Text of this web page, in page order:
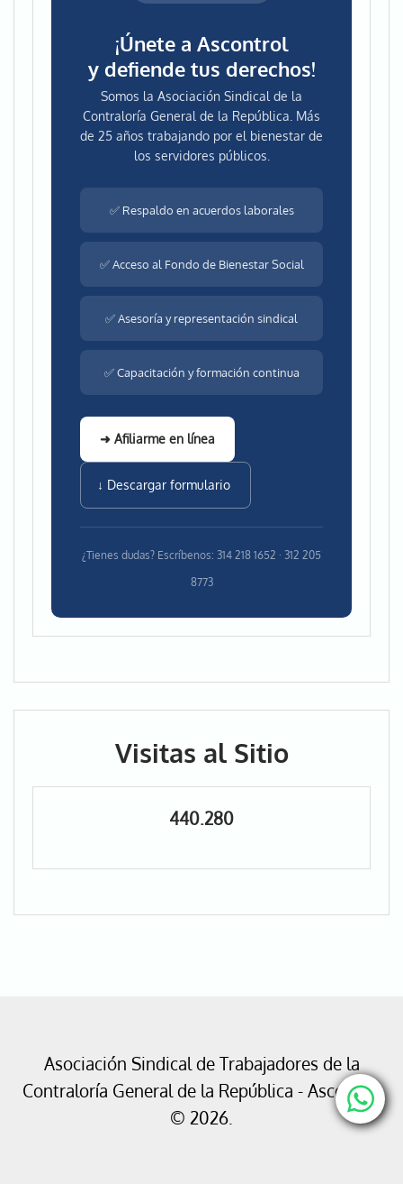
¡Únete a Ascontrol
y defiende tus derechos!
Somos la Asociación Sindical de la
Contraloría General de la República. Más
de 25 años trabajando por el bienestar de
los servidores públicos.
✅ Respaldo en acuerdos laborales
✅ Acceso al Fondo de Bienestar Social
✅ Asesoría y representación sindical
✅ Capacitación y formación continua
➜ Afiliarme en línea
↓ Descargar formulario
¿Tienes dudas? Escríbenos: 314 218 1652 · 312 205
8773
Visitas al Sitio
440.280
Asociación Sindical de Trabajadores de la
Contraloría General de la República - Ascontrol
© 2026.